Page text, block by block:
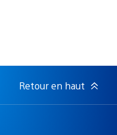
Retour en haut